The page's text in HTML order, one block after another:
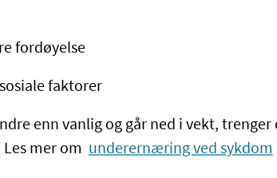
fordøyelse
faktorer
enn vanlig og går ned i vekt,
mer om underernæring ved sykdom